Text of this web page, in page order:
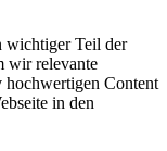
wichtiger Teil der
wir relevante
hochwertigen Content
in den